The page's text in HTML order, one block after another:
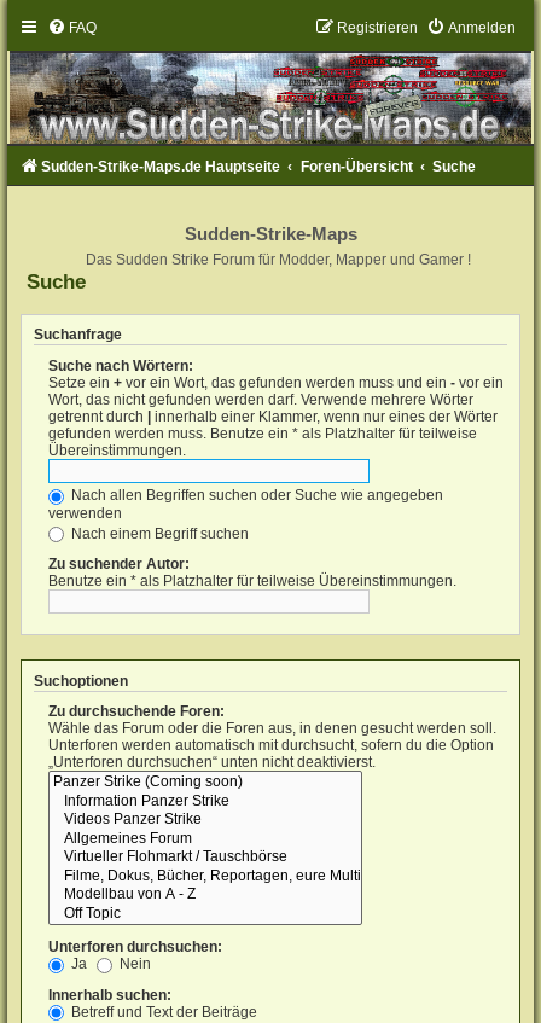
FAQ Anmelden
Registrieren
Sudden-Strike-Maps.de Hauptseite Foren-Übersicht Suche
Sudden-Strike-Maps
Das Sudden Strike Forum für Modder, Mapper und Gamer !
Suche
Suchanfrage
Suche nach Wörtern:
Setze ein+ vor ein Wort, das gefunden werden muss und ein- vor ein
Wort, das nicht gefunden werden darf. Verwende mehrere Wörter
getrennt durch
innerhalb einer Klammer, wenn nur eines der Wörter
gefunden werden muss. Benutze ein * als Platzhalter für teilweise
Übereinstimmungen.
Nach allen Begriffen suchen oder Suche wie angegeben
verwenden
Nach einem Begriff suchen
Zu suchender Autor:
Benutze ein * als Platzhalter für teilweise Übereinstimmungen.
Suchoptionen
Zu durchsuchende Foren:
Wähle das Forum oder die Foren aus, in denen gesucht werden soll.
Unterforen werden automatisch mit durchsucht, sofern du die Option
„Unterforen durchsuchen“ unten nicht deaktivierst.
Unterforen durchsuchen:
Ja
Nein
Innerhalb suchen:
Betreff und Text der Beiträge